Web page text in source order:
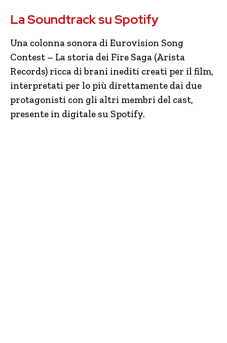
La Soundtrack su Spotify
Una colonna sonora di Eurovision Song
Contest – La storia dei Fire Saga (Arista
Records) ricca di brani inediti creati per il film,
interpretati per lo più direttamente dai due
protagonisti con gli altri membri del cast,
presente in digitale su Spotify.